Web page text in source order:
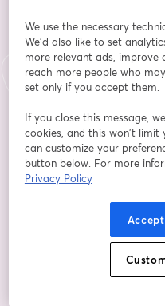
la création d'une feuille
- Les règles karmiques
une famille peut
amour fraternel, amener
- Les ancêtres vous
des pans entiers
Les solutions :
- Accéder aux vies
participer au plan
- Agir pour réduire
les blessures d’âmes
- Apprendre à
We use the necessary
We'd also like to set
more relevant ads, improve
reach more people who
set only if you accept them.
If you close this message,
cookies, and this won’t limit
can customize your
button below. For more
Privacy Policy